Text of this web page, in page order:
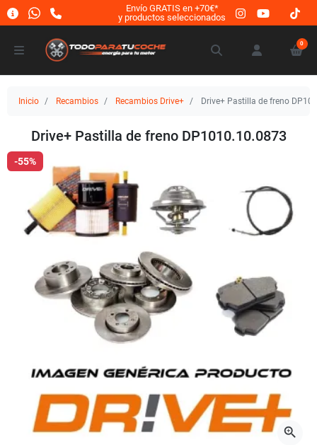
Envío GRATIS en +70€*
y productos seleccionados
0
Inicio Recambios Recambios Drive+ Drive+ Pastilla de freno
Drive+ Pastilla de freno DP1010.10.0873
-55%
zoom_in